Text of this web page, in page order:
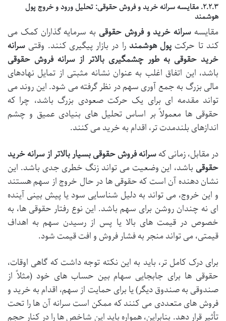
۲.۲.۳. مقایسه سرانه خرید و فروش حقوقی: تحلیل ورود و خروج پول
هوشمند
مقایسه سرانه خرید و فروش حقوقی به سرمایه گذاران کمک می
کند تا حرکتپول هوشمند را در بازار پیگیری کنند. وقتی سرانه
خرید حقوقی به طور چشمگیری بالاتر از سرانه فروش حقوقی
باشد، این اتفاق اغلب به عنوان نشانه مثبتی از تمایل نهادهای
مالی بزرگ به جمع آوری سهم در نظر گرفته می شود. این روند می
تواند مقدمه ای برای یک حرکت صعودی بزرگ باشد، چرا که
حقوقی ها معمولاً بر اساس تحلیل های بنیادی عمیق و چشم
اندازهای بلندمدت تر، اقدام به خرید می کنند.
در مقابل، زمانی کهسرانه فروش حقوقی بسیار بالاتر از سرانه خرید
حقوقی باشد، این وضعیت می تواند زنگ خطری جدی باشد. این
نشان دهنده آن است که حقوقی ها در حال خروج از سهم هستند
و این خروج، می تواند به دلیل شناسایی سود یا پیش بینی آینده
ای نه چندان روشن برای سهم باشد. این نوع رفتار حقوقی ها، به
خصوص در قیمت های بالا یا پس از رسیدن سهم به اهداف
قیمتی، می تواند منجر به فشار فروش و افت قیمت شود.
برای درک کامل تر، باید به این نکته توجه داشت که گاهی اوقات،
حقوقی ها برای جابجایی سهام بین حساب های خود (مثلاً از
صندوقی به صندوق دیگر) یا برای حمایت از سهم، اقدام به خرید و
فروش های متعددی می کنند که ممکن است سرانه آن ها را تحت
تأثیر قرار دهد. بنابراین، همواره باید این شاخص ها را در کنار حجم